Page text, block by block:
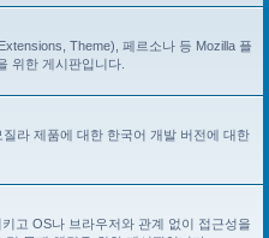
Theme), 페르소나 등 Mozilla 플
위한 게시판입니다.
라 제품에 대한 한국어 개발 버전에 대한
고 OS나 브라우저와 관계 없이 접근성을